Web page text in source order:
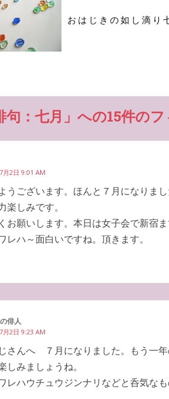
おはじきの如し滴
句：七月」への15件の
月2日 9:01 AM
うございます。ほんと７月になりまし
楽しみです。
お願いします。本日は女子会で新宿ま
レハ～面白いですね。頂きます。
俳人
月2日 9:23 AM
さんへ ７月になりました。もう一年
しみましょうね。
レハウチュウジンナリなどと呑気なも